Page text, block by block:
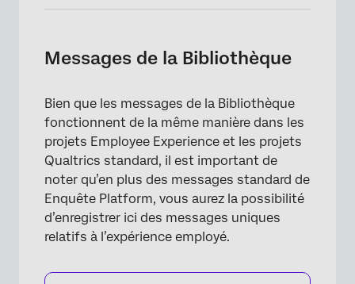
Messages de la Bibliothèque
Bien que les messages de la Bibliothèque
fonctionnent de la même manière dans les
projets Employee Experience et les projets
Qualtrics standard, il est important de
noter qu’en plus des messages standard de
Enquête Platform, vous aurez la possibilité
d’enregistrer ici des messages uniques
relatifs à l’expérience employé.